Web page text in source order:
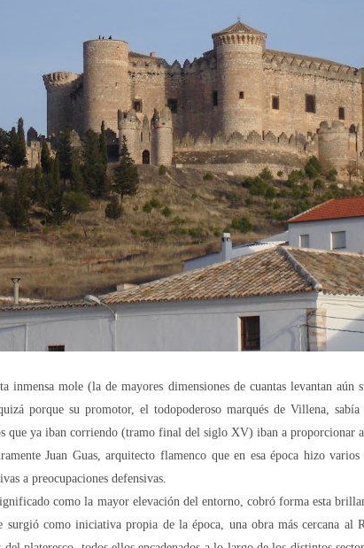
inmensa mole (la de mayores dimensiones de cuantas levantan
porque su promotor, el todopoderoso marqués de Villena,
ya iban corriendo (tramo final del siglo XV) iban a proporcionar
Juan Guas, arquitecto flamenco que en esa época hizo
a preocupaciones defensivas.
como la mayor elevación del entorno, cobró forma esta
como iniciativa propia de la época, una obra más cercana al